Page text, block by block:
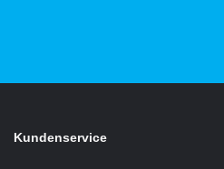
Kundenservice